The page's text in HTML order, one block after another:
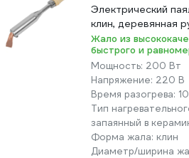
Электрический
клин, деревянная
Жало из
быстрого и
Мощность: 200 Вт
Напряжение: 220 В
Время разогрева:
Тип
запаянный в
Форма жала: клин
Диаметр/ширина